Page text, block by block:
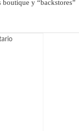
y “backstores”